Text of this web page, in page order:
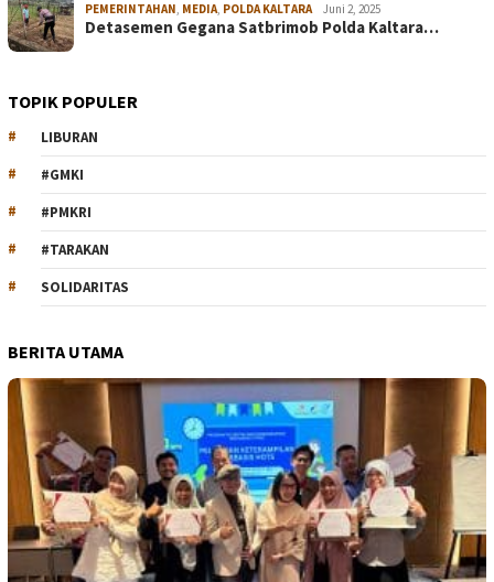
PEMERINTAHAN, MEDIA, POLDA KALTARA Juni 2, 2025
Detasemen Gegana Satbrimob Polda Kaltara…
TOPIK POPULER
LIBURAN
#GMKI
#PMKRI
#TARAKAN
SOLIDARITAS
BERITA UTAMA